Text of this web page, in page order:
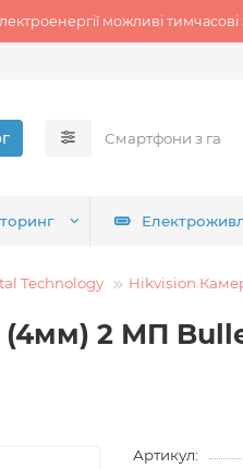
можливі
Technology Hikvision
(4мм) 2 МП
Артикул: